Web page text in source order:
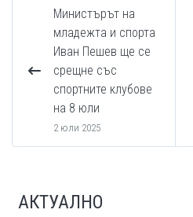
Министърът на
младежта и спорта
Иван Пешев ще се
срещне със
спортните клубове
на 8 юли
2 юли 2025
АКТУАЛНО